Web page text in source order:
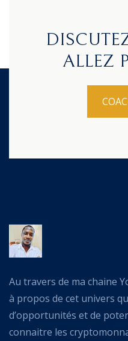
ALLEZ
Au travers de ma chaine
à propos de cet univers
d’opportunités et de
connaitre les